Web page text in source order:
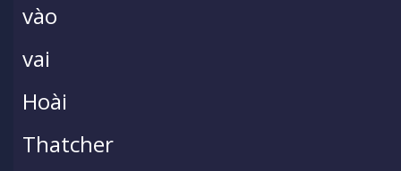
vào
vai
Hoài
Thatcher